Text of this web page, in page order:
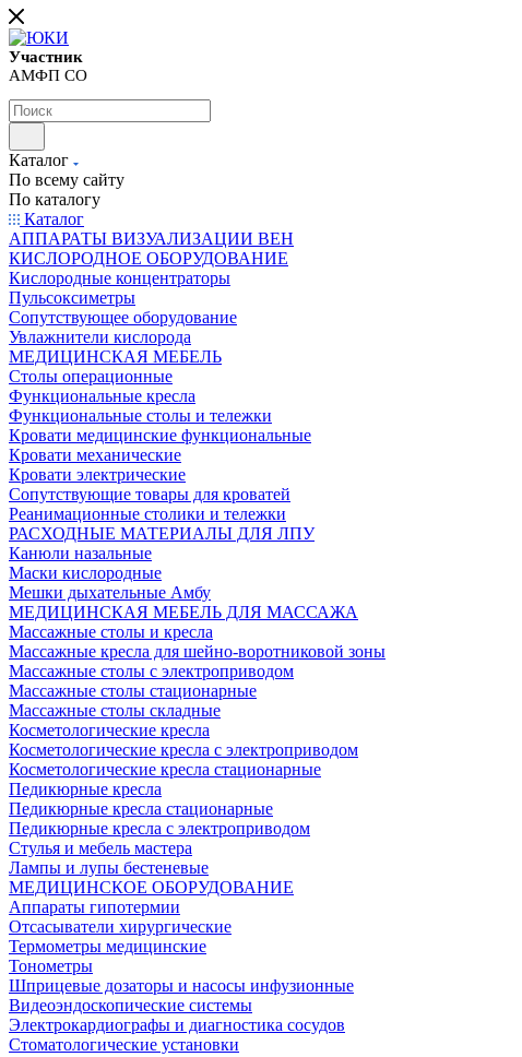
Участник
АМФП СО
Каталог
По всему сайту
По каталогу
Каталог
АППАРАТЫ ВИЗУАЛИЗАЦИИ ВЕН
КИСЛОРОДНОЕ ОБОРУДОВАНИЕ
Кислородные концентраторы
Пульсоксиметры
Сопутствующее оборудование
Увлажнители кислорода
МЕДИЦИНСКАЯ МЕБЕЛЬ
Столы операционные
Функциональные кресла
Функциональные столы и тележки
Кровати медицинские функциональные
Кровати механические
Кровати электрические
Сопутствующие товары для кроватей
Реанимационные столики и тележки
РАСХОДНЫЕ МАТЕРИАЛЫ ДЛЯ ЛПУ
Канюли назальные
Маски кислородные
Мешки дыхательные Амбу
МЕДИЦИНСКАЯ МЕБЕЛЬ ДЛЯ МАССАЖА
Массажные столы и кресла
Массажные кресла для шейно-воротниковой зоны
Массажные столы с электроприводом
Массажные столы стационарные
Массажные столы складные
Косметологические кресла
Косметологические кресла с электроприводом
Косметологические кресла стационарные
Педикюрные кресла
Педикюрные кресла стационарные
Педикюрные кресла с электроприводом
Стулья и мебель мастера
Лампы и лупы бестеневые
МЕДИЦИНСКОЕ ОБОРУДОВАНИЕ
Аппараты гипотермии
Отсасыватели хирургические
Термометры медицинские
Тонометры
Шприцевые дозаторы и насосы инфузионные
Видеоэндоскопические системы
Электрокардиографы и диагностика сосудов
Стоматологические установки